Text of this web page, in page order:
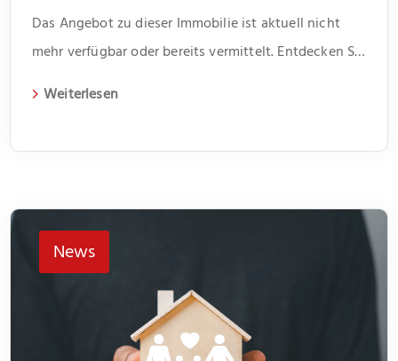
Das Angebot zu dieser Immobilie ist aktuell nicht
mehr verfügbar oder bereits vermittelt. Entdecken Sie
Weiterlesen
News